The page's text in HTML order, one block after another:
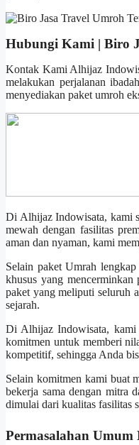
Hubungi Kami | Biro
Kontak Kami Alhijaz
melakukan perjalanan
menyediakan paket umroh
Di Alhijaz Indowisata, kami
mewah dengan fasilitas
aman dan nyaman, kami
Selain paket Umrah
khusus yang
paket yang meliputi seluruh
sejarah.
Di Alhijaz Indowisata, kami
komitmen untuk memberi
kompetitif, sehingga Anda
Selain komitmen kami buat
bekerja sama dengan mitra
dimulai dari kualitas fasilitas
Permasalahan